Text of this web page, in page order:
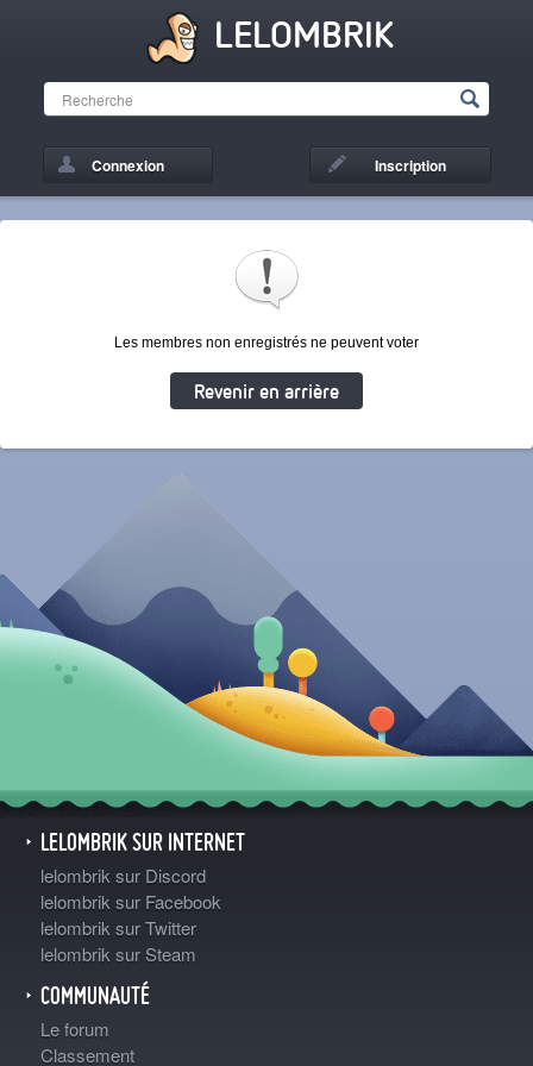
LELOMBRIK
Connexion Inscription
Les membres non enregistrés ne peuvent voter
Revenir en arrière
LELOMBRIK SUR INTERNET
lelombrik sur Discord
lelombrik sur Facebook
lelombrik sur Twitter
lelombrik sur Steam
COMMUNAUTÉ
Le forum
Classement